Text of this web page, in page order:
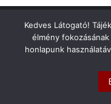
Copyright ©
Kedves Látogató!
élmény
honlapunk